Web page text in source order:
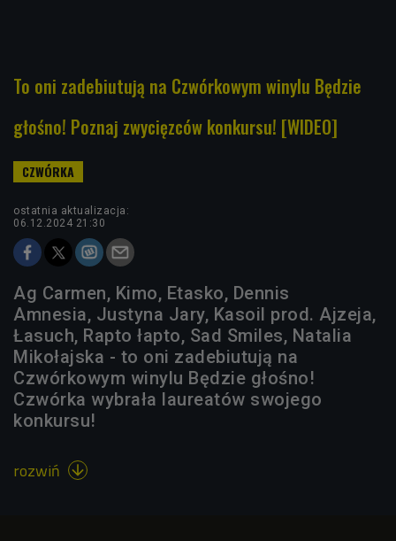
To oni zadebiutują na Czwórkowym winylu Będzie
głośno! Poznaj zwycięzców konkursu! [WIDEO]
ostatnia aktualizacja:
06.12.2024 21:30
Ag Carmen, Kimo, Etasko, Dennis
Amnesia, Justyna Jary, Kasoil prod. Ajzeja,
Łasuch, Rapto łapto, Sad Smiles, Natalia
Mikołajska - to oni zadebiutują na
Czwórkowym winylu Będzie głośno!
Czwórka wybrała laureatów swojego
konkursu!
rozwiń 